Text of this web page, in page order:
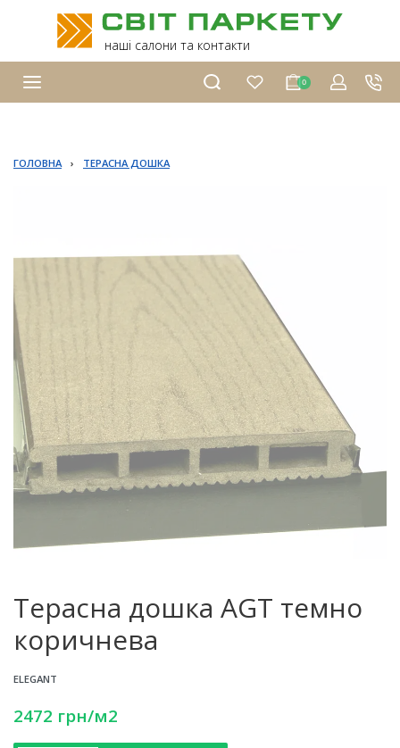
наші салони та контакти
0
ГОЛОВНА › ТЕРАСНА ДОШКА
Терасна дошка AGT темно
коричнева
ELEGANT
2472 грн/м2